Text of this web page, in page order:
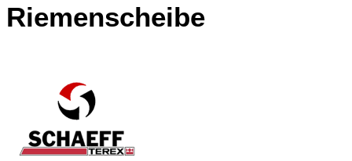
Riemenscheibe